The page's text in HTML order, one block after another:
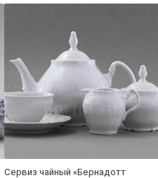
Сервиз чайный «Бернадотт